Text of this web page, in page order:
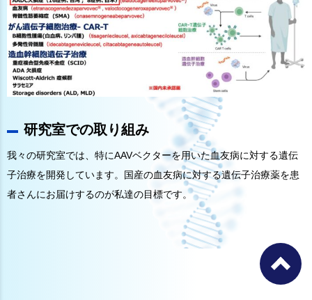
研究室での取り組み
我々の研究室では、特にAAVベクターを用いた血友病に対する遺伝
子治療を開発しています。国産の血友病に対する遺伝子治療薬を患
者さんにお届けするのが私達の目標です。